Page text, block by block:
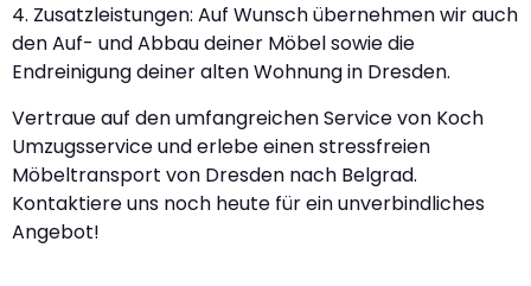
4. Zusatzleistungen: Auf Wunsch übernehmen wir auch
den Auf- und Abbau deiner Möbel sowie die
Endreinigung deiner alten Wohnung in Dresden.
Vertraue auf den umfangreichen Service von Koch
Umzugsservice und erlebe einen stressfreien
Möbeltransport von Dresden nach Belgrad.
Kontaktiere uns noch heute für ein unverbindliches
Angebot!